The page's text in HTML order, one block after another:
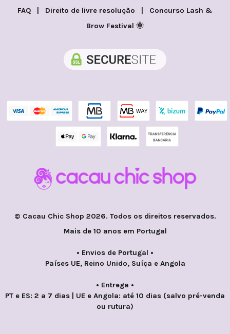
FAQ
Direito de livre resolução
Concurso Lash &
Brow Festival 🌞
© Cacau Chic Shop 2026. Todos os direitos reservados.
Mais de 10 anos em Portugal
• Envios de Portugal •
Países UE, Reino Unido, Suíça e Angola
• Entrega •
PT e ES: 2 a 7 dias | UE e Angola: até 10 dias (salvo pré-venda
ou rutura)